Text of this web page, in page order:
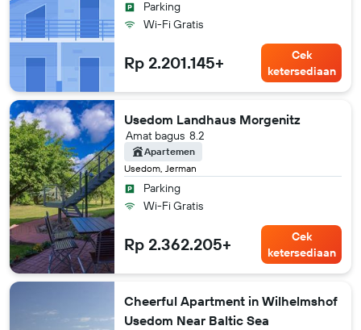
Parking
Wi-Fi Gratis
Rp 2.201.145+
Cek
ketersediaan
Usedom Landhaus Morgenitz
Usedom, Jerman
8.2
Amat bagus
Apartemen
Parking
Wi-Fi Gratis
Rp 2.362.205+
Cek
ketersediaan
Cheerful Apartment in Wilhelmshof
Usedom Near Baltic Sea